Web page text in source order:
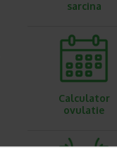
sarcina
Calculator
ovulatie